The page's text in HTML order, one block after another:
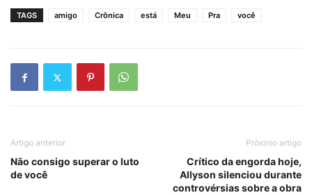
TAGS amigo Crônica está Meu Pra você
Artigo anterior
Não consigo superar o luto
de você
Próximo artigo
Crítico da engorda hoje,
Allyson silenciou durante
controvérsias sobre a obra